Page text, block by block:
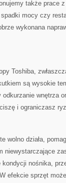
także prace z
mocy czy
wykonana
Toshiba,
są wysokie
odkurzanie wnętrza
i ograniczasz
wolno działa,
niewystarczające
kondycji nośnika,
efekcie sprzęt